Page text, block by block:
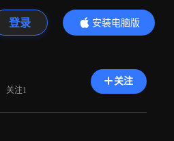
登录
安装电脑版
内容更精彩
关注1
关注